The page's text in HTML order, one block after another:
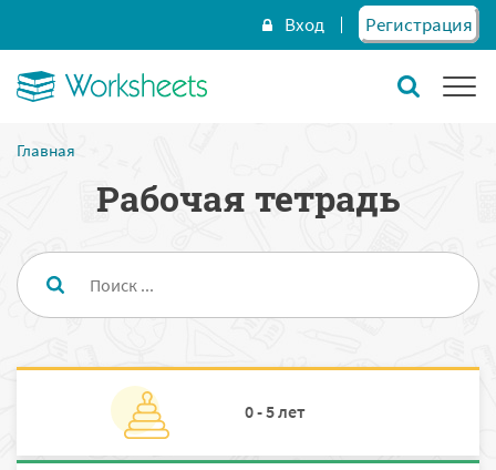
Вход Регистрация
Главная
Рабочая тетрадь
0 - 5 лет